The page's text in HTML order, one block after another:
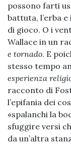
possono farti
battuta, l’erba
di gioco. O i
Wallace in un
e tornado. E
stesso tempo
esperienza
racconto di
l’epifania dei
«spalanchi la
sfuggire versi
da un’altra